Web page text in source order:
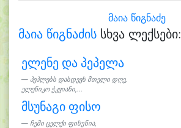
მაია წიგნაძე
მაია წიგნაძის სხვა ლექსები:
ელენე და პეპელა
პეპლებს დასდევს მთელი დღე,
ელენიკო ჭკვიანი,...
მსუნაგი ფისო
ჩემი ცელქი ფისუნია,